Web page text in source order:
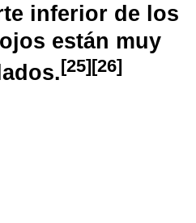
inferior de los
están muy
[25][26]